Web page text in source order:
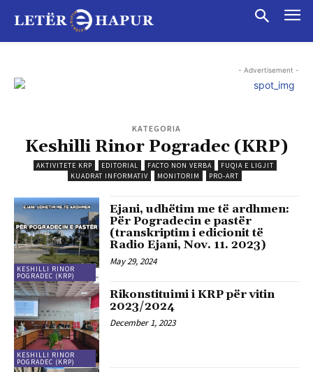
- Advertisement -
KATEGORIA
Keshilli Rinor Pogradec (KRP)
AKTIVITETE KRP EDITORIAL FACTO NON VERBA
FUQIA E LIGJIT
KUADRAT INFORMATIV
MONITORIM PRO-ART
KESHILLI RINOR
POGRADEC (KRP)
Ejani, udhëtim me të ardhmen:
Për Pogradecin e pastër
(transkriptim i edicionit të
Radio Ejani, Nov. 11. 2023)
May 29, 2024
KESHILLI RINOR
POGRADEC (KRP)
Rikonstituimi i KRP për vitin
2023/2024
December 1, 2023